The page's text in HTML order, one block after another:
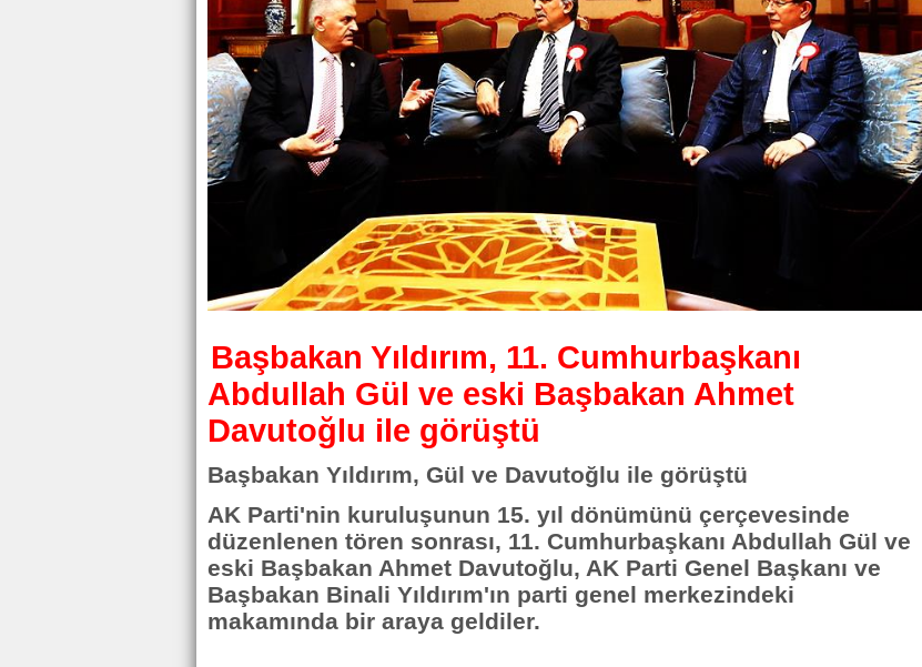
Başbakan Yıldırım, 11. Cumhurbaşkanı
Abdullah Gül ve eski Başbakan Ahmet
Davutoğlu ile görüştü
Başbakan Yıldırım, Gül ve Davutoğlu ile görüştü
AK Parti'nin kuruluşunun 15. yıl dönümünü çerçevesinde
düzenlenen tören sonrası, 11. Cumhurbaşkanı Abdullah Gül ve
eski Başbakan Ahmet Davutoğlu, AK Parti Genel Başkanı ve
Başbakan Binali Yıldırım'ın parti genel merkezindeki
makamında bir araya geldiler.